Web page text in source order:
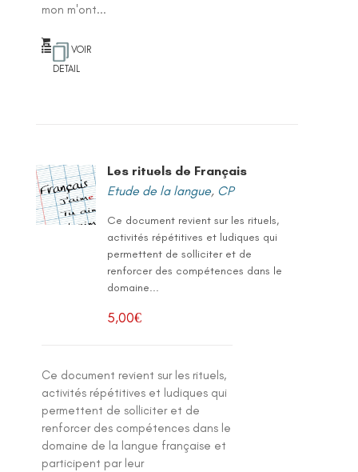
mon m'ont...
VOIR
DETAIL
Les rituels de Français
Etude de la langue, CP
Ce document revient sur les rituels,
activités répétitives et ludiques qui
permettent de solliciter et de
renforcer des compétences dans le
domaine...
5,00€
Ce document revient sur les rituels,
activités répétitives et ludiques qui
permettent de solliciter et de
renforcer des compétences dans le
domaine de la langue française et
participent par leur